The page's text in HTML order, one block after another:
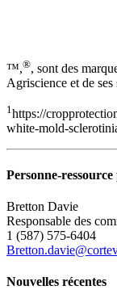
™,®, sont des
Agriscience et de
1https://
white-mold-
Personne-
Bretton Davie
Responsable des
1 (587) 575-6404
Nouvelles récentes